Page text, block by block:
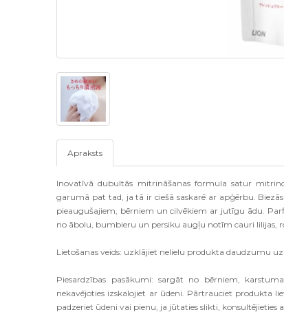
Apraksts
Inovatīvā dubultās mitrināšanas formula satur
garumā pat tad, ja tā ir ciešā saskarē ar apģērbu.
pieaugušajiem, bērniem un cilvēkiem ar jutīgu ādu.
no ābolu, bumbieru un persiku augļu notīm cauri lilijas,
Lietošanas veids: uzklājiet nelielu produkta daudzumu
Piesardzības pasākumi: sargāt no bērniem,
nekavējoties izskalojiet ar ūdeni. Pārtrauciet produkta
padzeriet ūdeni vai pienu, ja jūtaties slikti, konsultējieties